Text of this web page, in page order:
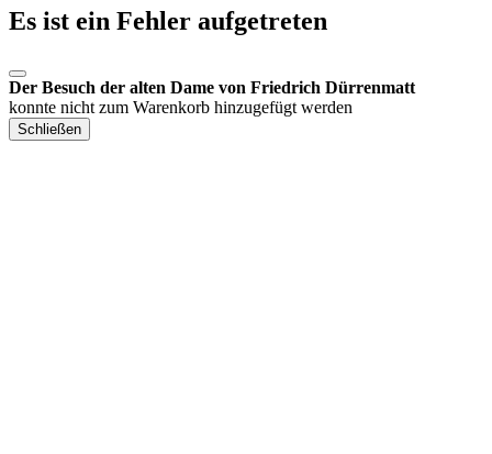
Es ist ein Fehler aufgetreten
Der Besuch der alten Dame von Friedrich Dürrenmatt
konnte nicht zum Warenkorb hinzugefügt werden
Schließen